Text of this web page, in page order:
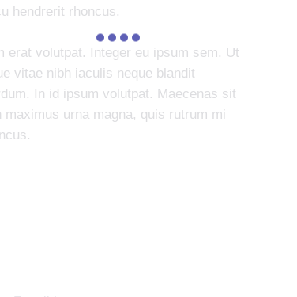
hendrerit rhoncus.
erat volutpat. Integer eu ipsum sem. Ut
vitae nibh iaculis neque blandit
In id ipsum volutpat. Maecenas sit
urna magna, quis rutrum mi